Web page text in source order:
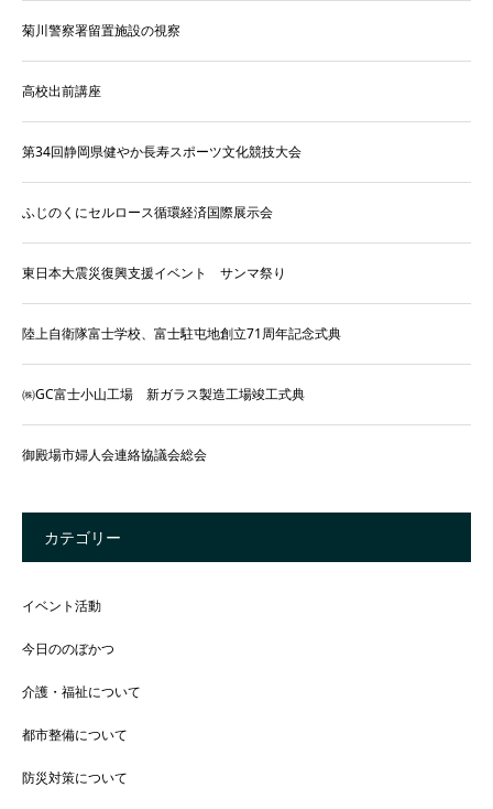
菊川警察署留置施設の視察
高校出前講座
第34回静岡県健やか長寿スポーツ文化競技大会
ふじのくにセルロース循環経済国際展示会
東日本大震災復興支援イベント サンマ祭り
陸上自衛隊富士学校、富士駐屯地創立71周年記念式典
㈱GC富士小山工場 新ガラス製造工場竣工式典
御殿場市婦人会連絡協議会総会
カテゴリー
イベント活動
今日ののぼかつ
介護・福祉について
都市整備について
防災対策について